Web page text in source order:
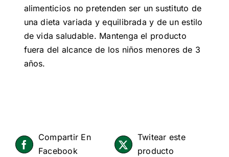
alimenticios no pretenden ser un sustituto de
una dieta variada y equilibrada y de un estilo
de vida saludable. Mantenga el producto
fuera del alcance de los niños menores de 3
años.
Compartir En
Facebook
Twitear este
producto